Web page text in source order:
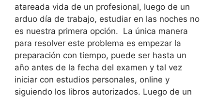
atareada vida de un profesional, luego de un
arduo día de trabajo, estudiar en las noches no
es nuestra primera opción. La única manera
para resolver este problema es empezar la
preparación con tiempo, puede ser hasta un
año antes de la fecha del examen y tal vez
iniciar con estudios personales, online y
siguiendo los libros autorizados. Luego de un